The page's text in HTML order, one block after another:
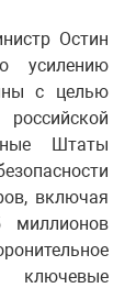
Остин
усилению
с целью
Штаты
включая
миллионов
ключевые